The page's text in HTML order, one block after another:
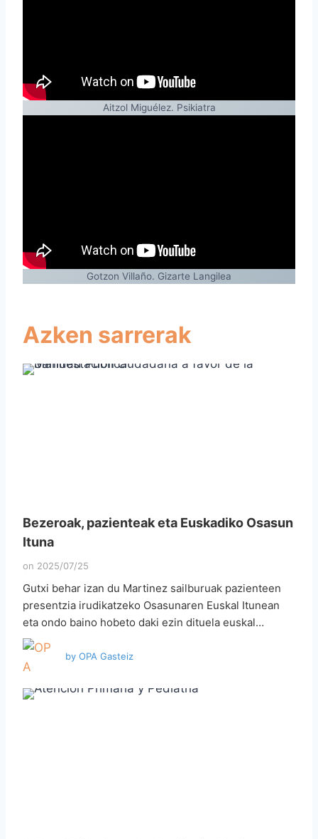
Aitzol Miguélez. Psikiatra
Gotzon Villaño. Gizarte Langilea
Azken sarrerak
Bezeroak, pazienteak eta Euskadiko Osasun
Ituna
on 2025/07/25
Gutxi behar izan du Martinez sailburuak pazienteen
presentzia irudikatzeko Osasunaren Euskal Itunean
eta ondo baino hobeto daki ezin dituela euskal…
by OPA Gasteiz